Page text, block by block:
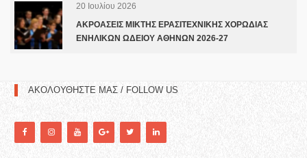
20 Ιουλίου 2026
ΑΚΡΟΑΣΕΙΣ ΜΙΚΤΗΣ ΕΡΑΣΙΤΕΧΝΙΚΗΣ ΧΟΡΩΔΙΑΣ
ΕΝΗΛΙΚΩΝ ΩΔΕΙΟΥ ΑΘΗΝΩΝ 2026-27
ΑΚΟΛΟΥΘΗΣΤΕ ΜΑΣ / FOLLOW US